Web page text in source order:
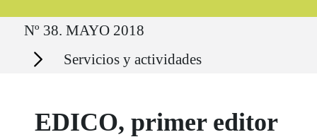
Ruta del sitio
Nº 38. MAYO 2018
Secciones Servicios y actividades
EDICO, primer editor